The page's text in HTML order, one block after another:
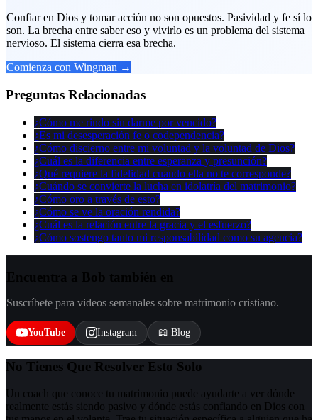
Confiar en Dios y tomar acción no son opuestos. Pasividad y fe sí lo
son. La brecha entre saber eso y vivirlo es un problema del sistema
nervioso. El sistema cierra esa brecha.
Comienza con Wingman →
Preguntas Relacionadas
¿Cómo me rindo sin darme por vencido?
¿Es mi desesperación fe o codependencia?
¿Cómo discierno entre mi voluntad y la voluntad de Dios?
¿Cuál es la diferencia entre esperanza y presunción?
¿Qué requiere la fidelidad cuando ella no te corresponde?
¿Cuándo se convierte la lucha en idolatría del matrimonio?
¿Cómo oro a través de esto?
¿Cómo se ve la oración rendida?
¿Cuál es la relación entre la gracia y el esfuerzo?
¿Cómo sostengo tanto mi responsabilidad como su agencia?
Suscríbete para videos semanales sobre matrimonio cristiano.
YouTube Instagram 📖 Blog
No Tienes Que Resolver Esto Solo
Un coach que conoce tu matrimonio puede ayudarte a ver dónde
realmente estás siendo pasivo y dónde estás confiando en Dios con